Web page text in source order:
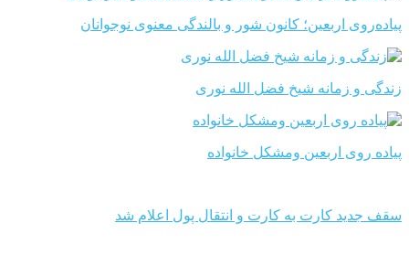
پیاده‌روی اربعین؛ کانون شور و بالندگی معنوی نوجوانان
زندگی و زمانه شیخ فضل الله نوری
پیاده روی اربعین ومشکل خانواده
سقف جدید کارت به کارت و انتقال پول اعلام شد